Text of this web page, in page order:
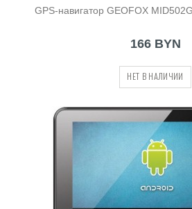
GPS-навигатор GEOFOX
166 BYN
НЕТ В НАЛИЧИИ